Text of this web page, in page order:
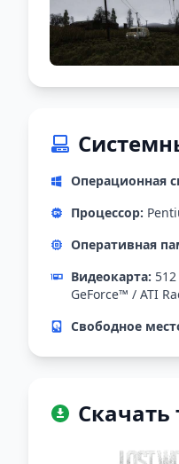
Операционная
Процессор:
Оперативная
Видеокарта:
GeForce™ / ATI
Свободное
Скачать